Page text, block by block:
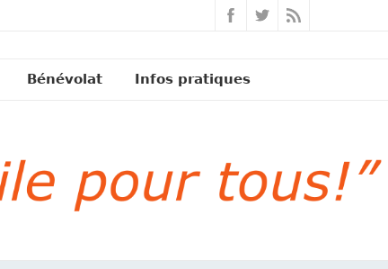
Bénévolat Infos pratiques